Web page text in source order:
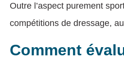
Outre l’aspect purement
compétitions de dressage,
Comment